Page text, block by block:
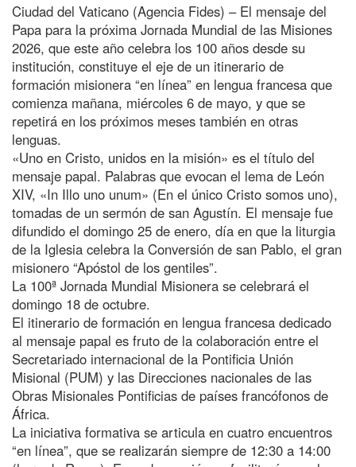
Ciudad del Vaticano (Agencia Fides) – El mensaje del
Papa para la próxima Jornada Mundial de las Misiones
2026, que este año celebra los 100 años desde su
institución, constituye el eje de un itinerario de
formación misionera “en línea” en lengua francesa que
comienza mañana, miércoles 6 de mayo, y que se
repetirá en los próximos meses también en otras
lenguas.
«Uno en Cristo, unidos en la misión» es el título del
mensaje papal. Palabras que evocan el lema de León
XIV, «In Illo uno unum» (En el único Cristo somos uno),
tomadas de un sermón de san Agustín. El mensaje fue
difundido el domingo 25 de enero, día en que la liturgia
de la Iglesia celebra la Conversión de san Pablo, el gran
misionero “Apóstol de los gentiles”.
La 100ª Jornada Mundial Misionera se celebrará el
domingo 18 de octubre.
El itinerario de formación en lengua francesa dedicado
al mensaje papal es fruto de la colaboración entre el
Secretariado internacional de la Pontificia Unión
Misional (PUM) y las Direcciones nacionales de las
Obras Misionales Pontificias de países francófonos de
África.
La iniciativa formativa se articula en cuatro encuentros
“en línea”, que se realizarán siempre de 12:30 a 14:00